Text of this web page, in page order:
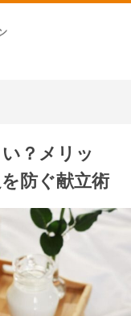
？メリッ
防ぐ献立術